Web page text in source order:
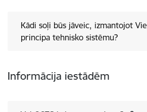
Kādi soļi būs jāveic, izmantojot
principa tehnisko sistēmu?
Informācija iestādēm